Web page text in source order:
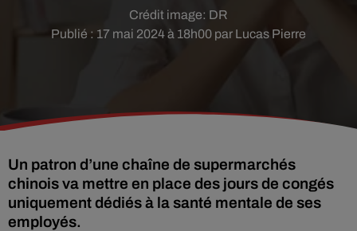
Publié : 17 mai 2024 à 18h00 par Lucas Pierre
Crédit image: DR
Un patron d’une chaîne de supermarchés
chinois va mettre en place des jours de congés
uniquement dédiés à la santé mentale de ses
employés.